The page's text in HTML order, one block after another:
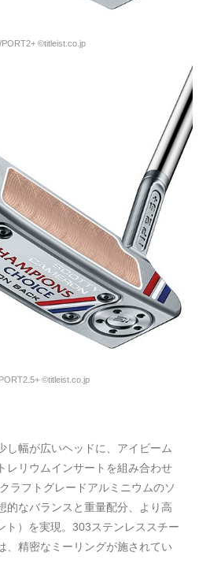
©titleist.co.jp
©titleist.co.jp
し幅が広いヘッドに、アイビーム
レリウムインサートを組み合わせ
ラフトグレードアルミニウムのソ
的なバランスと重量配分、より高
ト）を実現。303ステンレススチー
、精密なミーリングが施されてい